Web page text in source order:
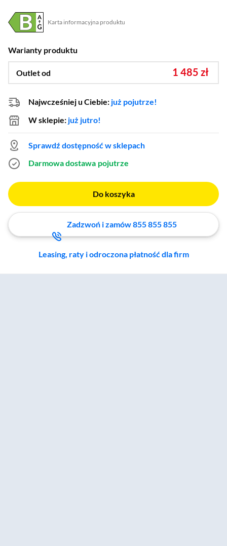
Karta informacyjna produktu
Plik w formacie pdf
(otworzy się w nowym oknie)
Warianty produktu
Outlet od 1 485 zł
Najwcześniej u Ciebie: już pojutrze!
W sklepie: już jutro!
Sprawdź dostępność w sklepach
Darmowa dostawa pojutrze
Do koszyka
Zadzwoń i zamów 855 855 855
Leasing, raty i odroczona płatność dla firm